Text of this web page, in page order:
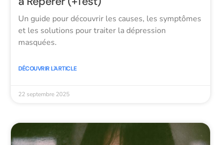
Un guide pour découvrir les causes, les symptômes
et les solutions pour traiter la dépression
masquées.
DÉCOUVRIR L'ARTICLE
22 septembre 2025